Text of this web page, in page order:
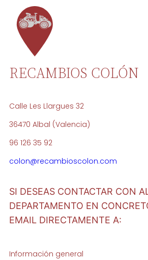
RECAMBIOS COLÓN
Calle Les Llargues 32
36470 Albal (Valencia)
96 126 35 92
colon@recambioscolon.com
SI DESEAS CONTACTAR CON
DEPARTAMENTO EN
EMAIL DIRECTAMENTE A:
Información general